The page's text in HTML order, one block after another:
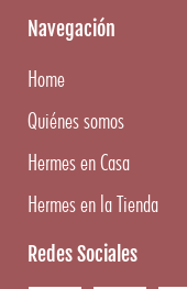
Navegación
Home
Quiénes somos
Hermes en Casa
Hermes en la Tienda
Redes Sociales